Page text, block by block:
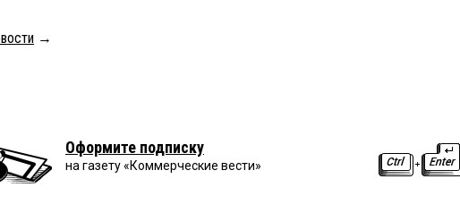
→
Оформите подписку
на газету «Коммерческие вести»